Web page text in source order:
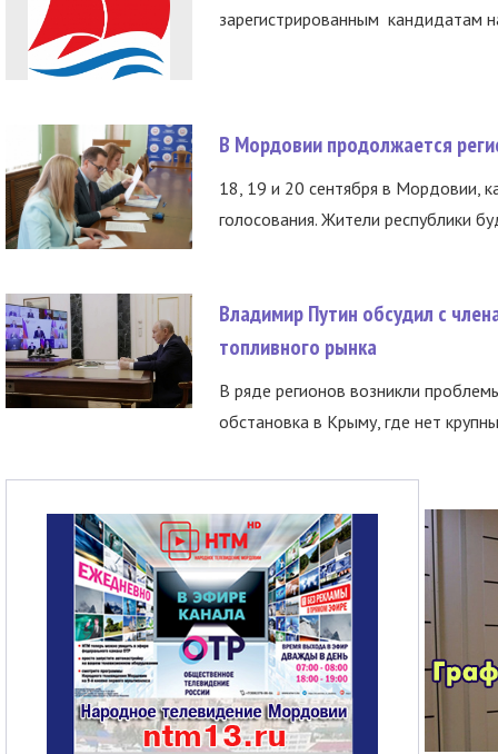
зарегистрированным кандидатам
В Мордовии продолжается
18, 19 и 20 сентября в Мордовии,
голосования. Жители республики
Владимир Путин обсудил с
топливного рынка
В ряде регионов возникли
обстановка в Крыму, где нет